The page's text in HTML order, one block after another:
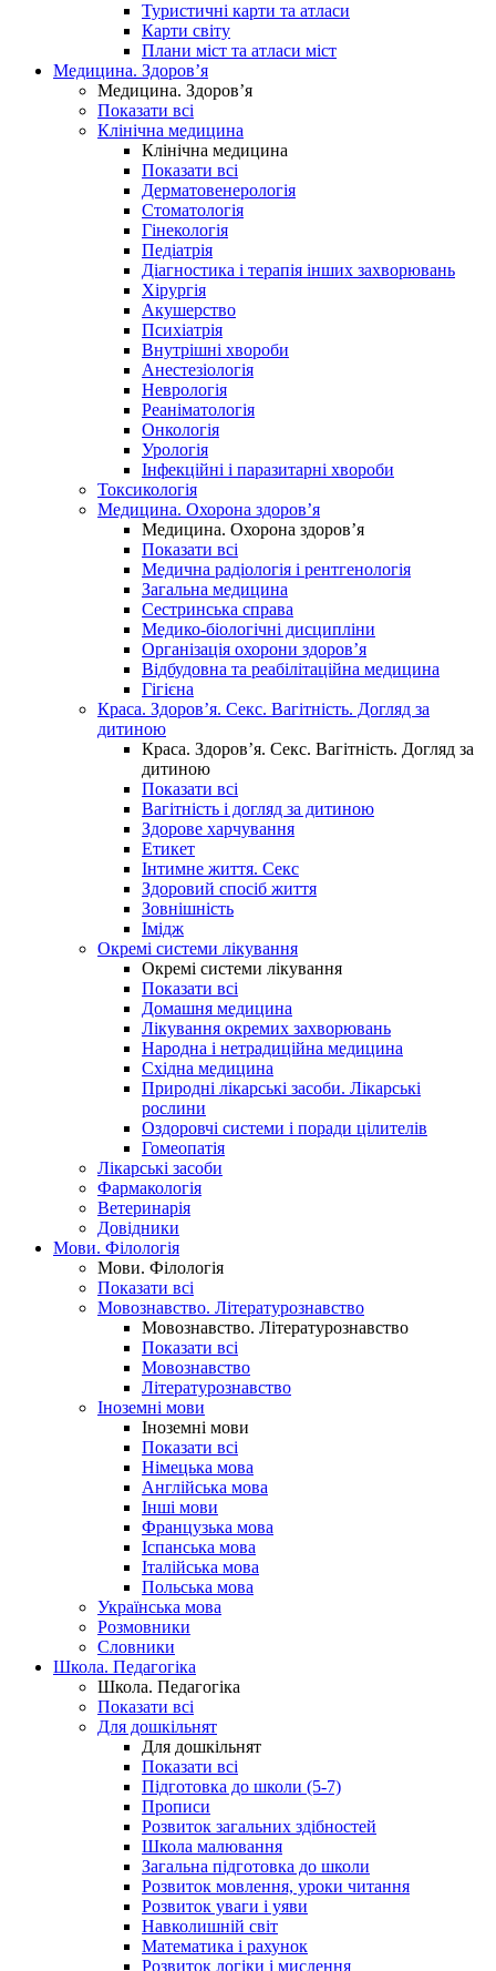
Туристичні карти та атласи
Карти світу
Плани міст та атласи міст
Медицина. Здоров’я
Медицина. Здоров’я
Показати всі
Клінічна медицина
Клінічна медицина
Показати всі
Дерматовенерологія
Стоматологія
Гінекологія
Педіатрія
Діагностика і терапія інших захворювань
Хірургія
Акушерство
Психіатрія
Внутрішні хвороби
Анестезіологія
Неврологія
Реаніматологія
Онкологія
Урологія
Інфекційні і паразитарні хвороби
Токсикологія
Медицина. Охорона здоров’я
Медицина. Охорона здоров’я
Показати всі
Медична радіологія і рентгенологія
Загальна медицина
Сестринська справа
Медико-біологічні дисципліни
Організація охорони здоров’я
Відбудовна та реабілітаційна медицина
Гігієна
Краса. Здоров’я. Секс. Вагітність. Догляд за
дитиною
Краса. Здоров’я. Секс. Вагітність. Догляд за
дитиною
Показати всі
Вагітність і догляд за дитиною
Здорове харчування
Етикет
Інтимне життя. Секс
Здоровий спосіб життя
Зовнішність
Імідж
Окремі системи лікування
Окремі системи лікування
Показати всі
Домашня медицина
Лікування окремих захворювань
Народна і нетрадиційна медицина
Східна медицина
Природні лікарські засоби. Лікарські
рослини
Оздоровчі системи і поради цілителів
Гомеопатія
Лікарські засоби
Фармакологія
Ветеринарія
Довідники
Мови. Філологія
Мови. Філологія
Показати всі
Мовознавство. Літературознавство
Мовознавство. Літературознавство
Показати всі
Мовознавство
Літературознавство
Іноземні мови
Іноземні мови
Показати всі
Німецька мова
Англійська мова
Інші мови
Французька мова
Іспанська мова
Італійська мова
Польська мова
Українська мова
Розмовники
Словники
Школа. Педагогіка
Школа. Педагогіка
Показати всі
Для дошкільнят
Для дошкільнят
Показати всі
Підготовка до школи (5-7)
Прописи
Розвиток загальних здібностей
Школа малювання
Загальна підготовка до школи
Розвиток мовлення, уроки читання
Розвиток уваги і уяви
Навколишній світ
Математика і рахунок
Розвиток логіки і мислення